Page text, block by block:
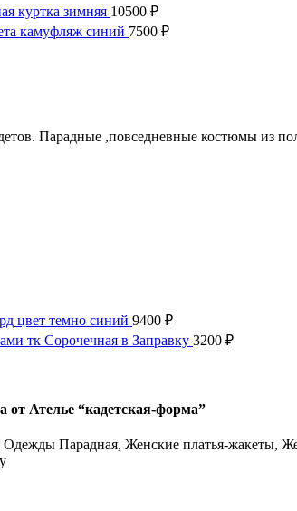
куртка зимняя 10500 ₽
камуфляж синий 7500 ₽
Парадные ,повседневные костюмы из
цвет темно синий 9400 ₽
тк Сорочечная в Заправку 3200 ₽
Ателье “кадетская-форма”
Парадная, Женские платья-жакеты,